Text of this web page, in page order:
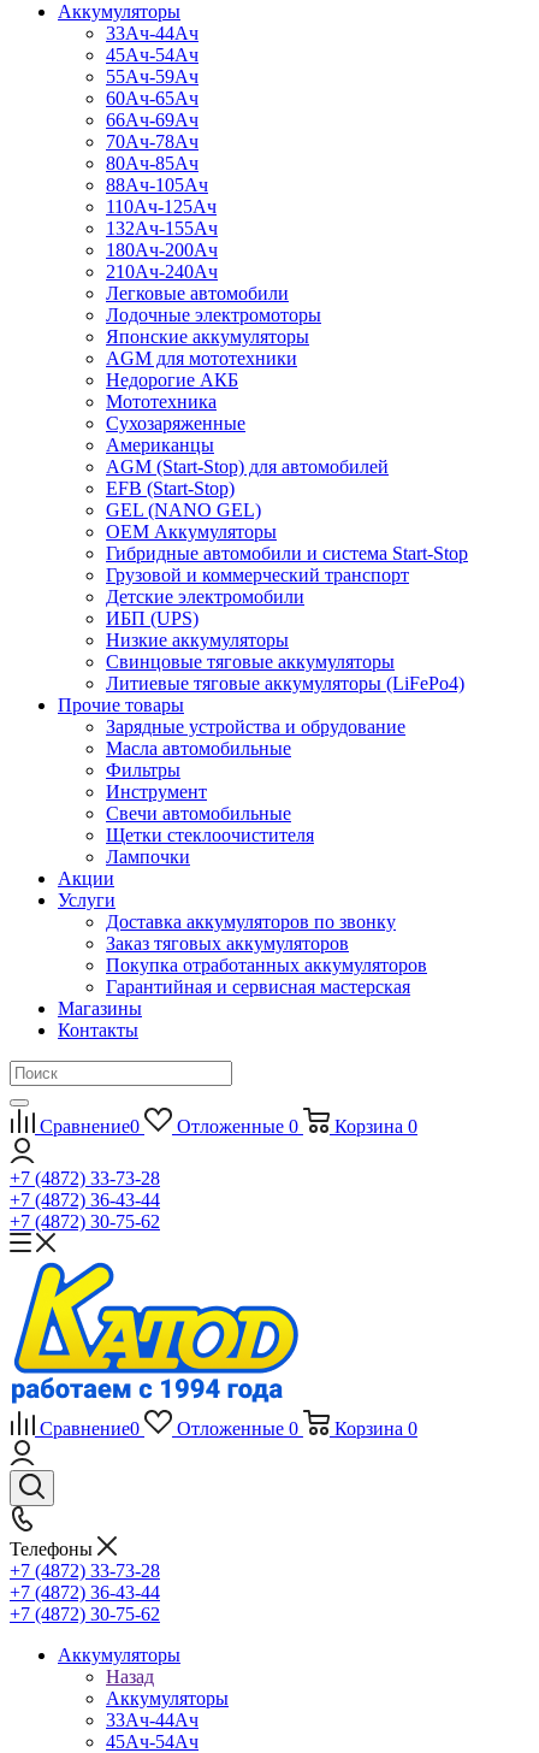
Аккумуляторы
33Ач-44Ач
45Ач-54Ач
55Ач-59Ач
60Ач-65Ач
66Ач-69Ач
70Ач-78Ач
80Ач-85Ач
88Ач-105Ач
110Ач-125Ач
132Ач-155Ач
180Ач-200Ач
210Ач-240Ач
Легковые автомобили
Лодочные электромоторы
Японские аккумуляторы
AGM для мототехники
Недорогие АКБ
Мототехника
Сухозаряженные
Американцы
AGM (Start-Stop) для автомобилей
EFB (Start-Stop)
GEL (NANO GEL)
OEM Аккумуляторы
Гибридные автомобили и система Start-Stop
Грузовой и коммерческий транспорт
Детские электромобили
ИБП (UPS)
Низкие аккумуляторы
Свинцовые тяговые аккумуляторы
Литиевые тяговые аккумуляторы (LiFePo4)
Прочие товары
Зарядные устройства и обрудование
Масла автомобильные
Фильтры
Инструмент
Свечи автомобильные
Щетки стеклоочистителя
Лампочки
Акции
Услуги
Доставка аккумуляторов по звонку
Заказ тяговых аккумуляторов
Покупка отработанных аккумуляторов
Гарантийная и сервисная мастерская
Магазины
Контакты
Сравнение0 Отложенные 0 Корзина 0
+7 (4872) 33-73-28
+7 (4872) 36-43-44
+7 (4872) 30-75-62
Сравнение0 Отложенные 0 Корзина 0
Телефоны
+7 (4872) 33-73-28
+7 (4872) 36-43-44
+7 (4872) 30-75-62
Аккумуляторы
Назад
Аккумуляторы
33Ач-44Ач
45Ач-54Ач